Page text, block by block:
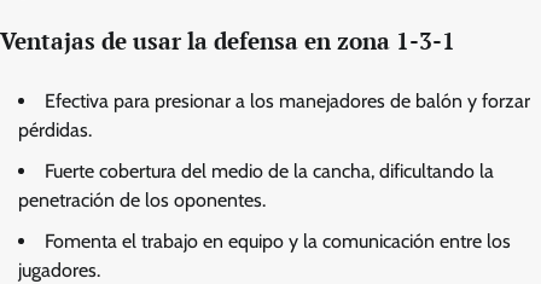
Ventajas de usar la defensa en zona 1-3-1
Efectiva para presionar a los manejadores de balón y forzar
pérdidas.
Fuerte cobertura del medio de la cancha, dificultando la
penetración de los oponentes.
Fomenta el trabajo en equipo y la comunicación entre los
jugadores.